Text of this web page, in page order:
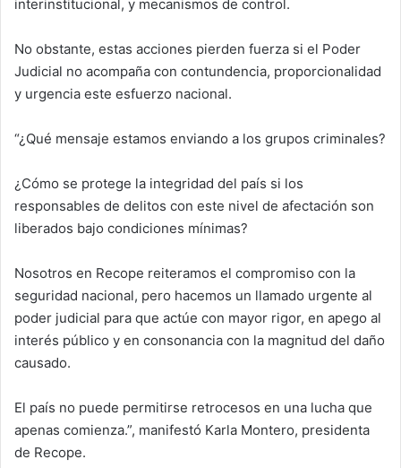
interinstitucional, y mecanismos de control.
No obstante, estas acciones pierden fuerza si el Poder
Judicial no acompaña con contundencia, proporcionalidad
y urgencia este esfuerzo nacional.
“¿Qué mensaje estamos enviando a los grupos criminales?
¿Cómo se protege la integridad del país si los
responsables de delitos con este nivel de afectación son
liberados bajo condiciones mínimas?
Nosotros en Recope reiteramos el compromiso con la
seguridad nacional, pero hacemos un llamado urgente al
poder judicial para que actúe con mayor rigor, en apego al
interés público y en consonancia con la magnitud del daño
causado.
El país no puede permitirse retrocesos en una lucha que
apenas comienza.”, manifestó Karla Montero, presidenta
de Recope.